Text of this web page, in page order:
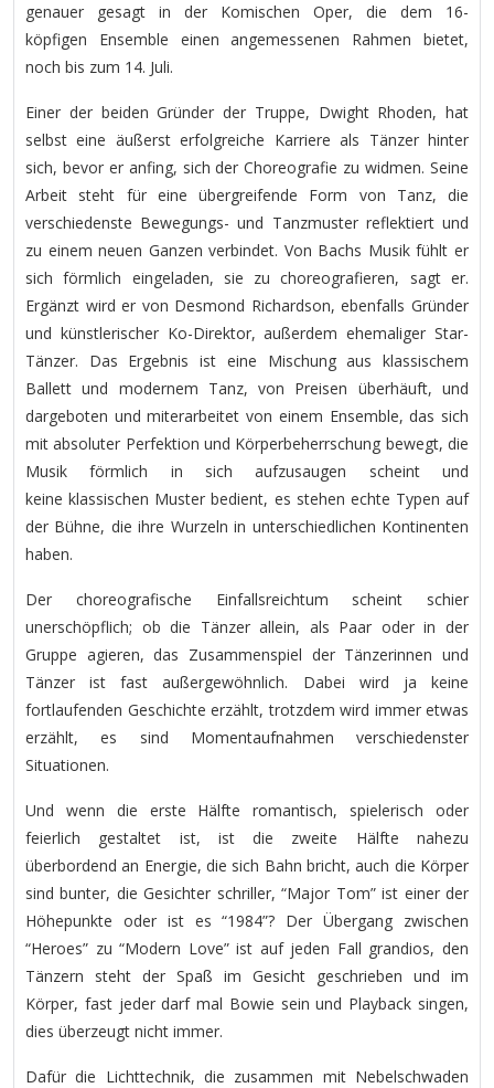
genauer gesagt in der Komischen Oper, die dem 16-
köpfigen Ensemble einen angemessenen Rahmen bietet,
noch bis zum 14. Juli.
Einer der beiden Gründer der Truppe, Dwight Rhoden, hat
selbst eine äußerst erfolgreiche Karriere als Tänzer hinter
sich, bevor er anfing, sich der Choreografie zu widmen. Seine
Arbeit steht für eine übergreifende Form von Tanz, die
verschiedenste Bewegungs- und Tanzmuster reflektiert und
zu einem neuen Ganzen verbindet. Von Bachs Musik fühlt er
sich förmlich eingeladen, sie zu choreografieren, sagt er.
Ergänzt wird er von Desmond Richardson, ebenfalls Gründer
und künstlerischer Ko-Direktor, außerdem ehemaliger Star-
Tänzer. Das Ergebnis ist eine Mischung aus klassischem
Ballett und modernem Tanz, von Preisen überhäuft, und
dargeboten und miterarbeitet von einem Ensemble, das sich
mit absoluter Perfektion und Körperbeherrschung bewegt, die
Musik förmlich in sich aufzusaugen scheint und
keine klassischen Muster bedient, es stehen echte Typen auf
der Bühne, die ihre Wurzeln in unterschiedlichen Kontinenten
haben.
Der choreografische Einfallsreichtum scheint schier
unerschöpflich; ob die Tänzer allein, als Paar oder in der
Gruppe agieren, das Zusammenspiel der Tänzerinnen und
Tänzer ist fast außergewöhnlich. Dabei wird ja keine
fortlaufenden Geschichte erzählt, trotzdem wird immer etwas
erzählt, es sind Momentaufnahmen verschiedenster
Situationen.
Und wenn die erste Hälfte romantisch, spielerisch oder
feierlich gestaltet ist, ist die zweite Hälfte nahezu
überbordend an Energie, die sich Bahn bricht, auch die Körper
sind bunter, die Gesichter schriller, “Major Tom” ist einer der
Höhepunkte oder ist es “1984”? Der Übergang zwischen
“Heroes” zu “Modern Love” ist auf jeden Fall grandios, den
Tänzern steht der Spaß im Gesicht geschrieben und im
Körper, fast jeder darf mal Bowie sein und Playback singen,
dies überzeugt nicht immer.
Dafür die Lichttechnik, die zusammen mit Nebelschwaden